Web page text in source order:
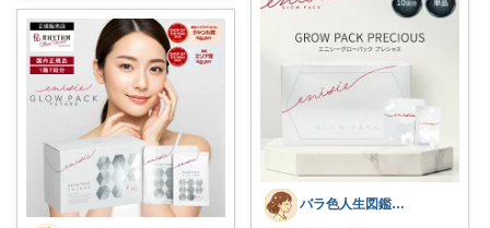
バラ色人生図鑑｜明日の私を整える